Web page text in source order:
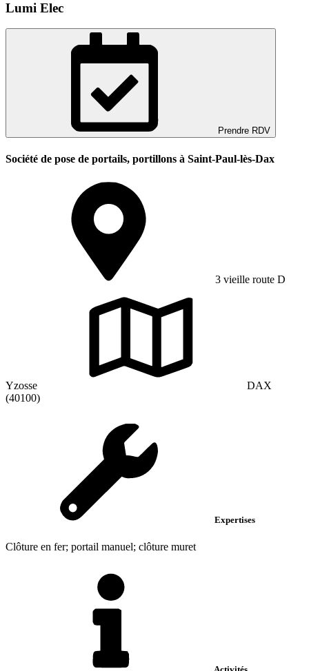
Lumi Elec
Prendre RDV
Société de pose de portails, portillons à Saint-Paul-lès-Dax
3 vieille route D
Yzosse
DAX
(40100)
Expertises
Clôture en fer; portail manuel; clôture muret